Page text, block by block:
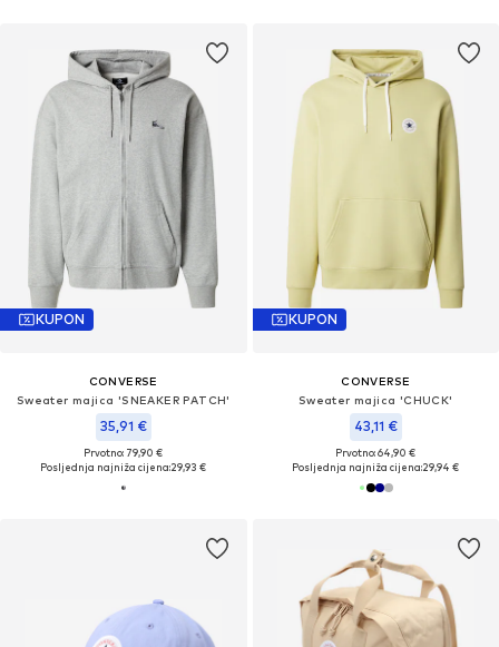
KUPON
CONVERSE
Sweater majica 'SNEAKER PATCH'
35,91 €
Prvotno: 79,90 €
Posljednja najniža cijena:29,93 €
KUPON
CONVERSE
Sweater majica 'CHUCK'
43,11 €
Prvotno: 64,90 €
Posljednja najniža cijena:29,94 €